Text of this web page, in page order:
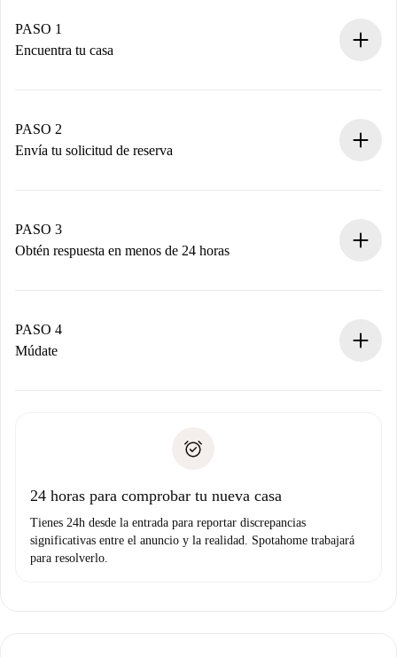
PASO 1
Encuentra tu casa
Tienes toda la información necesaria por adelantado.
PASO 2
Envía tu solicitud de reserva
propietario acepte.
PASO 3
Obtén respuesta en menos de 24 horas
contacto con el propietario.
Si es rechazada: No te haremos ningún cargo y te
Prueba de solvencia
PASO 4
Múdate
no nos comunicas ningún problema.
24 horas para comprobar tu nueva casa
Tienes 24h desde la entrada para reportar discrepancias
significativas entre el anuncio y la realidad. Spotahome trabajará
para resolverlo.